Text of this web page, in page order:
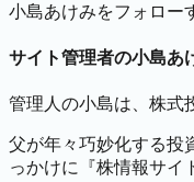
小島あけみをフォロー
サイト管理者の小島あ
管理人の小島は、株式
父が年々巧妙化する投
っかけに『株情報サイ